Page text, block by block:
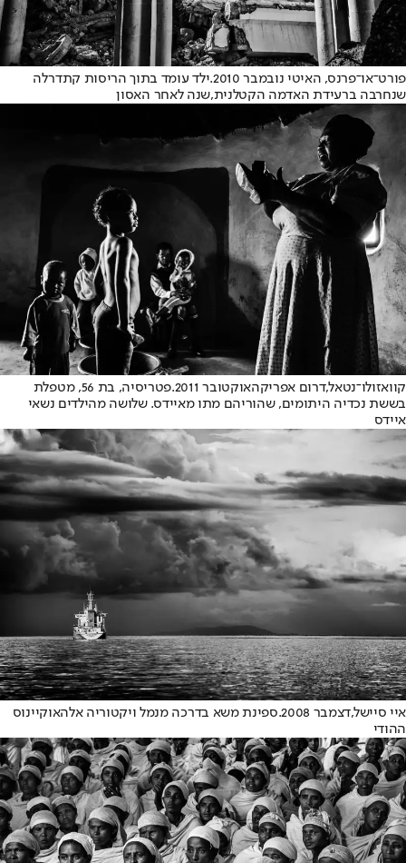
פורט־או־פרנס, האיטי נובמבר 2010.
ילד עומד בתוך הריסות קתדרלה
שנחרבה ברעידת האדמה הקטלנית,שנה לאחר האסון
קוואזולו־נטאל,דרום אפריקהאוקטובר 2011.
פטריסיה, בת 56, מטפלת
בששת נכדיה היתומים, שהוריהם מתו מאיידס. שלושה מהילדים נשאי
איידס
איי סיישל,דצמבר 2008. ספינת משא בדרכה מנמל ויקטוריה אלהאוקיינוס
ההודי